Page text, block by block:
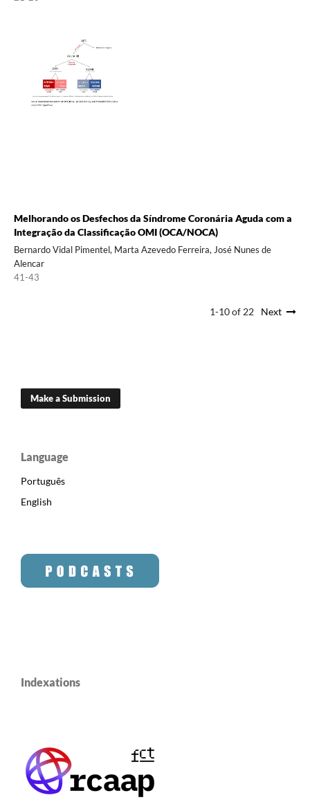
Melhorando os Desfechos da Síndrome Coronária Aguda com a
Integração da Classificação OMI (OCA/NOCA)
Bernardo Vidal Pimentel, Marta Azevedo Ferreira, José Nunes de
Alencar
41-43
1-10 of 22 Next
Make a Submission
Language
Português
English
Indexations